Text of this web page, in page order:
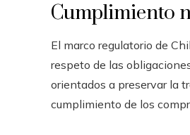
Cumplimiento
El marco regulatorio de
respeto de las
orientados a preservar la
cumplimiento de los